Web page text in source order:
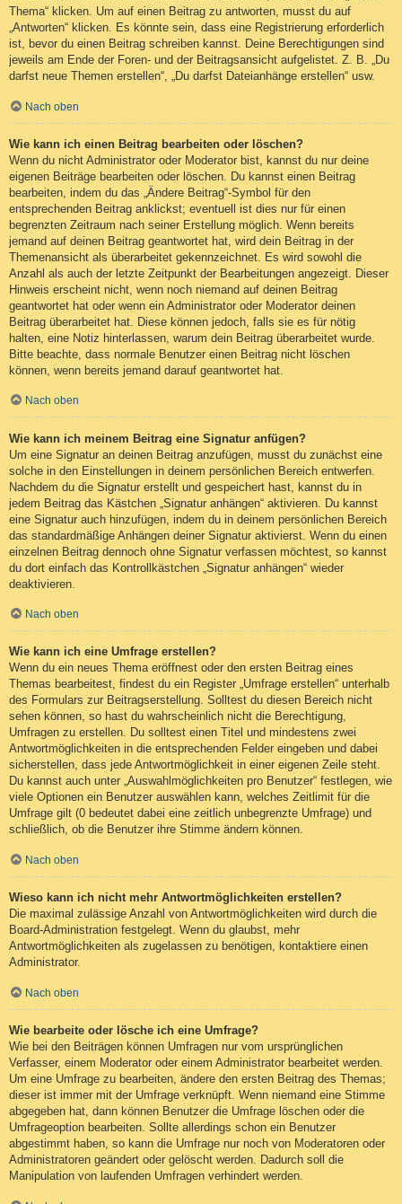
Thema“ klicken. Um auf einen Beitrag zu antworten, musst du auf
„Antworten“ klicken. Es könnte sein, dass eine Registrierung erforderlich
ist, bevor du einen Beitrag schreiben kannst. Deine Berechtigungen sind
jeweils am Ende der Foren- und der Beitragsansicht aufgelistet. Z. B. „Du
darfst neue Themen erstellen“, „Du darfst Dateianhänge erstellen“ usw.
Nach oben
Wie kann ich einen Beitrag bearbeiten oder löschen?
Wenn du nicht Administrator oder Moderator bist, kannst du nur deine
eigenen Beiträge bearbeiten oder löschen. Du kannst einen Beitrag
bearbeiten, indem du das „Ändere Beitrag“-Symbol für den
entsprechenden Beitrag anklickst; eventuell ist dies nur für einen
begrenzten Zeitraum nach seiner Erstellung möglich. Wenn bereits
jemand auf deinen Beitrag geantwortet hat, wird dein Beitrag in der
Themenansicht als überarbeitet gekennzeichnet. Es wird sowohl die
Anzahl als auch der letzte Zeitpunkt der Bearbeitungen angezeigt. Dieser
Hinweis erscheint nicht, wenn noch niemand auf deinen Beitrag
geantwortet hat oder wenn ein Administrator oder Moderator deinen
Beitrag überarbeitet hat. Diese können jedoch, falls sie es für nötig
halten, eine Notiz hinterlassen, warum dein Beitrag überarbeitet wurde.
Bitte beachte, dass normale Benutzer einen Beitrag nicht löschen
können, wenn bereits jemand darauf geantwortet hat.
Nach oben
Wie kann ich meinem Beitrag eine Signatur anfügen?
Um eine Signatur an deinen Beitrag anzufügen, musst du zunächst eine
solche in den Einstellungen in deinem persönlichen Bereich entwerfen.
Nachdem du die Signatur erstellt und gespeichert hast, kannst du in
jedem Beitrag das Kästchen „Signatur anhängen“ aktivieren. Du kannst
eine Signatur auch hinzufügen, indem du in deinem persönlichen Bereich
das standardmäßige Anhängen deiner Signatur aktivierst. Wenn du einen
einzelnen Beitrag dennoch ohne Signatur verfassen möchtest, so kannst
du dort einfach das Kontrollkästchen „Signatur anhängen“ wieder
deaktivieren.
Nach oben
Wie kann ich eine Umfrage erstellen?
Wenn du ein neues Thema eröffnest oder den ersten Beitrag eines
Themas bearbeitest, findest du ein Register „Umfrage erstellen“ unterhalb
des Formulars zur Beitragserstellung. Solltest du diesen Bereich nicht
sehen können, so hast du wahrscheinlich nicht die Berechtigung,
Umfragen zu erstellen. Du solltest einen Titel und mindestens zwei
Antwortmöglichkeiten in die entsprechenden Felder eingeben und dabei
sicherstellen, dass jede Antwortmöglichkeit in einer eigenen Zeile steht.
Du kannst auch unter „Auswahlmöglichkeiten pro Benutzer“ festlegen, wie
viele Optionen ein Benutzer auswählen kann, welches Zeitlimit für die
Umfrage gilt (0 bedeutet dabei eine zeitlich unbegrenzte Umfrage) und
schließlich, ob die Benutzer ihre Stimme ändern können.
Nach oben
Wieso kann ich nicht mehr Antwortmöglichkeiten erstellen?
Die maximal zulässige Anzahl von Antwortmöglichkeiten wird durch die
Board-Administration festgelegt. Wenn du glaubst, mehr
Antwortmöglichkeiten als zugelassen zu benötigen, kontaktiere einen
Administrator.
Nach oben
Wie bearbeite oder lösche ich eine Umfrage?
Wie bei den Beiträgen können Umfragen nur vom ursprünglichen
Verfasser, einem Moderator oder einem Administrator bearbeitet werden.
Um eine Umfrage zu bearbeiten, ändere den ersten Beitrag des Themas;
dieser ist immer mit der Umfrage verknüpft. Wenn niemand eine Stimme
abgegeben hat, dann können Benutzer die Umfrage löschen oder die
Umfrageoption bearbeiten. Sollte allerdings schon ein Benutzer
abgestimmt haben, so kann die Umfrage nur noch von Moderatoren oder
Administratoren geändert oder gelöscht werden. Dadurch soll die
Manipulation von laufenden Umfragen verhindert werden.